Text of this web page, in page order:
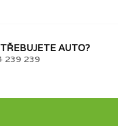
AUTO?
239 239